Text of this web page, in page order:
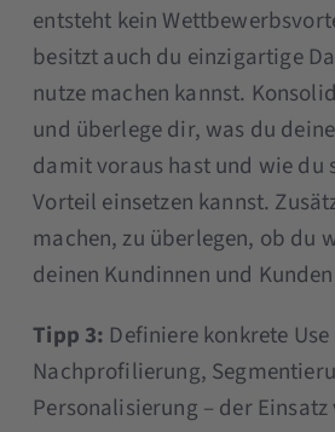
entsteht kein
besitzt auch du einzigartige
nutze machen kannst.
und überlege dir, was du
damit voraus hast und wie du
Vorteil einsetzen kannst.
machen, zu überlegen, ob du
deinen Kundinnen und
Tipp 3: Definiere konkrete Use
Nachprofilierung,
Personalisierung – der